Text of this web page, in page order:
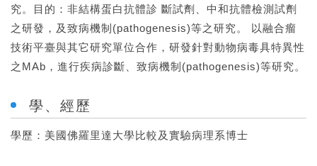
究。目的：非結構蛋白抗體診 斷試劑、中和抗體檢測試劑
之研發，及致病機制(pathogenesis)等之研究。 以融合瘤
技術平臺與其它研究單位合作，研發針對動物病毒具特異性
之MAb，進行疾病診斷、致病機制(pathogenesis)等研究。
學、經歷
學歷：美國佛羅里達大學比較及實驗病理系博士